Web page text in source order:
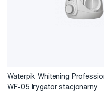
Waterpik Whitening
WF-05 Irygator stacjonarny